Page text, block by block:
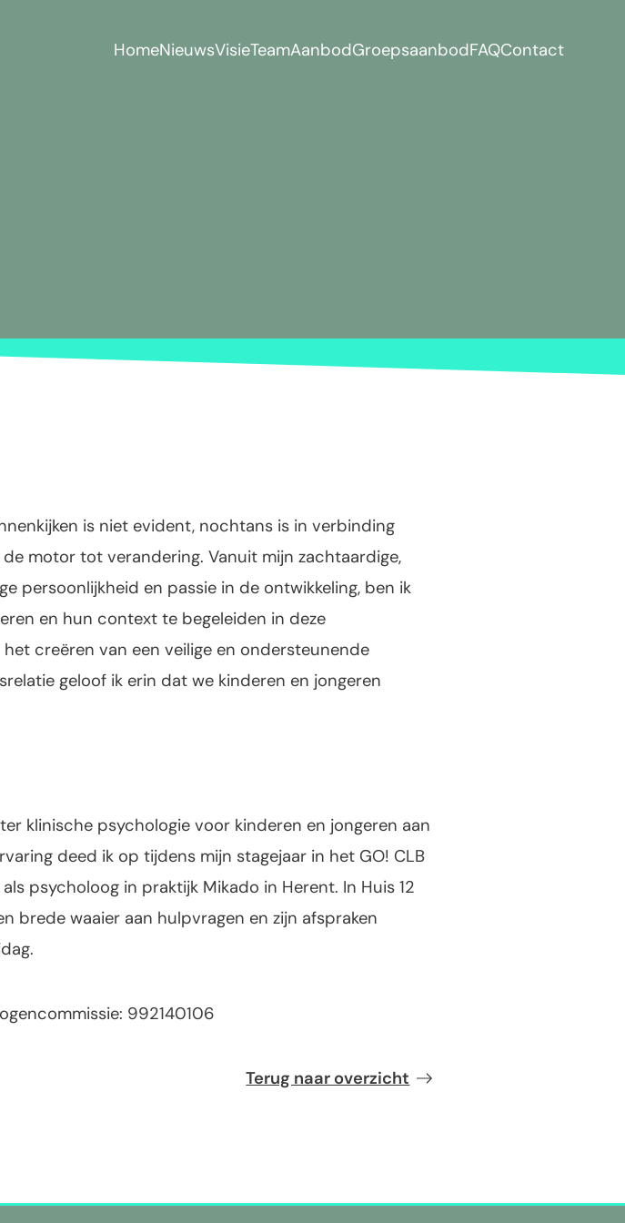
HomeNieuwsVisieTeamAanbodGroepsaanbodFAQContact
is niet evident, nochtans is in verbinding
motor tot verandering. Vanuit mijn zachtaardige,
persoonlijkheid en passie in de ontwikkeling, ben ik
en hun context te begeleiden in deze
creëren van een veilige en ondersteunende
geloof ik erin dat we kinderen en jongeren
klinische psychologie voor kinderen en jongeren aan
deed ik op tijdens mijn stagejaar in het GO! CLB
psycholoog in praktijk Mikado in Herent. In Huis 12
brede waaier aan hulpvragen en zijn afspraken
992140106
Terug naar overzicht